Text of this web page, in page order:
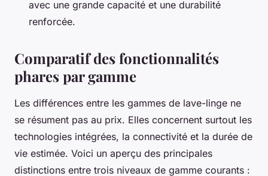
avec une grande capacité et une durabilité
renforcée.
Comparatif des fonctionnalités
phares par gamme
Les différences entre les gammes de lave-linge ne
se résument pas au prix. Elles concernent surtout les
technologies intégrées, la connectivité et la durée de
vie estimée. Voici un aperçu des principales
distinctions entre trois niveaux de gamme courants :